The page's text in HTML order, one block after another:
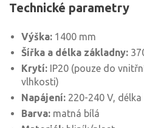
Technické parametry
Výška: 1400 mm
Šířka a délka základny:
Krytí: IP20 (pouze do
vlhkosti)
Napájení: 220-240 V,
Barva: matná bílá